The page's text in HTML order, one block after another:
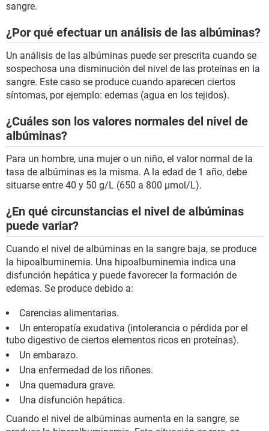
sangre.
¿Por qué efectuar un análisis de las albúminas?
Un análisis de las albúminas puede ser prescrita cuando se
sospechosa una disminución del nivel de las proteínas en la
sangre. Este caso se produce cuando aparecen ciertos
síntomas, por ejemplo: edemas (agua en los tejidos).
¿Cuáles son los valores normales del nivel de
albúminas?
Para un hombre, una mujer o un niño, el valor normal de la
tasa de albúminas es la misma. A la edad de 1 año, debe
situarse entre 40 y 50 g/L (650 a 800 µmol/L).
¿En qué circunstancias el nivel de albúminas
puede variar?
Cuando el nivel de albúminas en la sangre baja, se produce
la hipoalbuminemia. Una hipoalbuminemia indica una
disfunción hepática y puede favorecer la formación de
edemas. Se produce debido a:
Carencias alimentarias.
Un enteropatía exudativa (intolerancia o pérdida por el
tubo digestivo de ciertos elementos ricos en proteínas).
Un embarazo.
Una enfermedad de los riñones.
Una quemadura grave.
Una disfunción hepática.
Cuando el nivel de albúminas aumenta en la sangre, se